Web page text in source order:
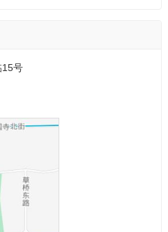
15号